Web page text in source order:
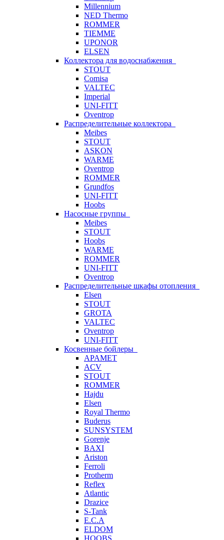
Millennium
NED Thermo
ROMMER
TIEMME
UPONOR
ELSEN
Коллектора для водоснабжения
STOUT
Comisa
VALTEC
Imperial
UNI-FITT
Oventrop
Распределительные коллектора
Meibes
STOUT
ASKON
WARME
Oventrop
ROMMER
Grundfos
UNI-FITT
Hoobs
Насосные группы
Meibes
STOUT
Hoobs
WARME
ROMMER
UNI-FITT
Oventrop
Распределительные шкафы отопления
Elsen
STOUT
GROTA
VALTEC
Oventrop
UNI-FITT
Косвенные бойлеры
APAMET
ACV
STOUT
ROMMER
Hajdu
Elsen
Royal Thermo
Buderus
SUNSYSTEM
Gorenje
BAXI
Ariston
Ferroli
Protherm
Reflex
Atlantic
Drazice
S-Tank
E.C.A
ELDOM
HOOBS